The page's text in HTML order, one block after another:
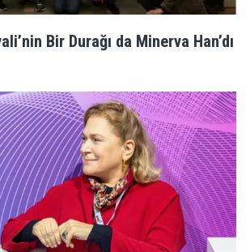
Bir Durağı da Minerva Han’dı